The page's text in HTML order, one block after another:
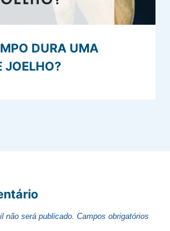
DURA UMA
JOELHO?
não será publicado. Campos obrigatórios